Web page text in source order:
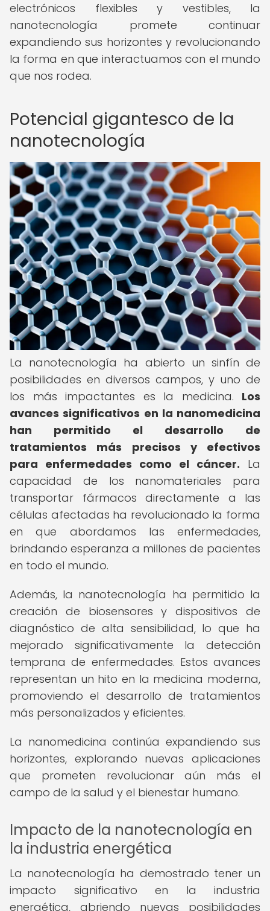
electrónicos flexibles y vestibles, la
nanotecnología promete continuar
expandiendo sus horizontes y revolucionando
la forma en que interactuamos con el mundo
que nos rodea.
Potencial gigantesco de la
nanotecnología
La nanotecnología ha abierto un sinfín de
posibilidades en diversos campos, y uno de
los más impactantes es la medicina. Los
avances significativos en la nanomedicina
han permitido el desarrollo de
tratamientos más precisos y efectivos
para enfermedades como el cáncer. La
capacidad de los nanomateriales para
transportar fármacos directamente a las
células afectadas ha revolucionado la forma
en que abordamos las enfermedades,
brindando esperanza a millones de pacientes
en todo el mundo.
Además, la nanotecnología ha permitido la
creación de biosensores y dispositivos de
diagnóstico de alta sensibilidad, lo que ha
mejorado significativamente la detección
temprana de enfermedades. Estos avances
representan un hito en la medicina moderna,
promoviendo el desarrollo de tratamientos
más personalizados y eficientes.
La nanomedicina continúa expandiendo sus
horizontes, explorando nuevas aplicaciones
que prometen revolucionar aún más el
campo de la salud y el bienestar humano.
Impacto de la nanotecnología en
la industria energética
La nanotecnología ha demostrado tener un
impacto significativo en la industria
energética, abriendo nuevas posibilidades